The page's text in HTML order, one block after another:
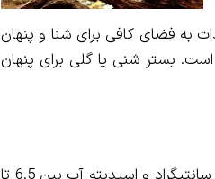
به فضای کافی برای شنا و پنهان
لیتر ظرفیت برای آنها مناسب است. بستر شنی یا گلی برای پنهان